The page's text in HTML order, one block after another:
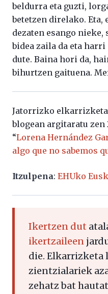
beldurra eta guzti,
betetzen direlako. Eta,
dezaten esango
bidea zaila da eta
dute. Baina hori da,
bihurtzen gaituena.
Jatorrizko elkarrizketa
blogean argitaratu
“Lorena Hernández
algo que no sabemos
Itzulpena: EHUko
Ikertzen dut
ikertzaileen
die. Elkarrizketa
zientzialariek
zehatz bat